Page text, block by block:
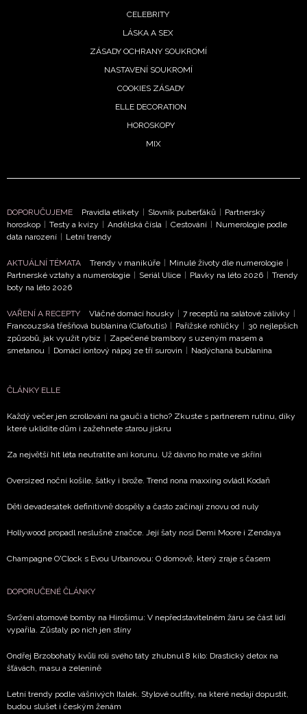
NEWSLETTER
Vašimi údaji pracovat zejména k organizaci a
vyhodnocení akce a zasílání novinek.
Chcete navíc dostávat i další zajímavé a exkluzivní
informace od našich partnerů? Pokud souhlasíte se
zpracováním údajů k tomuto účelu podle
CELEBRITY
LÁSKA A SEX
ZÁSADY OCHRANY SOUKROMÍ
NASTAVENÍ SOUKROMÍ
COOKIES ZÁSADY
ELLE DECORATION
HOROSKOPY
MIX
DOPORUČUJEME Pravidla etikety | Slovník puberťáků | Partnerský
horoskop | Testy a kvízy | Andělská čísla | Cestování | Numerologie podle
data narození | Letní trendy
AKTUÁLNÍ TÉMATA Trendy v manikúře | Minulé životy dle numerologie |
Partnerské vztahy a numerologie | Seriál Ulice | Plavky na léto 2026 | Trendy
boty na léto 2026
VAŘENÍ A RECEPTY Vláčné domácí housky | 7 receptů na salátové zálivky |
Francouzská třešňová bublanina (Clafoutis) | Pařížské rohlíčky | 30 nejlepších
způsobů, jak využít rybíz | Zapečené brambory s uzeným masem a
smetanou | Domácí iontový nápoj ze tří surovin | Nadýchaná bublanina
ČLÁNKY ELLE
Každý večer jen scrollování na gauči a ticho? Zkuste s partnerem rutinu, díky
které uklidíte dům i zažehnete starou jiskru
Za největší hit léta neutratíte ani korunu. Už dávno ho máte ve skříni
Oversized noční košile, šátky i brože. Trend nona maxxing ovládl Kodaň
Děti devadesátek definitivně dospěly a často začínají znovu od nuly
Hollywood propadl neslušné značce. Její šaty nosí Demi Moore i Zendaya
Champagne O'Clock s Evou Urbanovou: O domově, který zraje s časem
DOPORUČENÉ ČLÁNKY
Svržení atomové bomby na Hirošimu: V nepředstavitelném žáru se část lidí
vypařila. Zůstaly po nich jen stíny
Ondřej Brzobohatý kvůli roli svého táty zhubnul 8 kilo: Drastický detox na
šťávách, masu a zelenině
Letní trendy podle vášnivých Italek. Stylové outfity, na které nedají dopustit,
budou slušet i českým ženám